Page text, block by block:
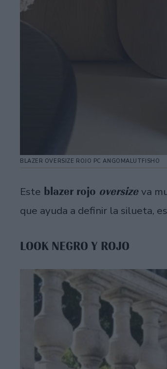
BLAZER OVERSIZE ROJO PC ANGOMALUTFISHO
Este blazer rojo oversizeva
que ayuda a definir la silueta,
LOOK NEGRO Y ROJO